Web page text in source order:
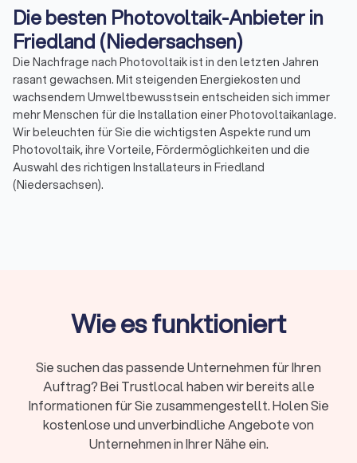
Die besten Photovoltaik-Anbieter in
Friedland (Niedersachsen)
Die Nachfrage nach Photovoltaik ist in den letzten Jahren
rasant gewachsen. Mit steigenden Energiekosten und
wachsendem Umweltbewusstsein entscheiden sich immer
mehr Menschen für die Installation einer Photovoltaikanlage.
Wir beleuchten für Sie die wichtigsten Aspekte rund um
Photovoltaik, ihre Vorteile, Fördermöglichkeiten und die
Auswahl des richtigen Installateurs in Friedland
(Niedersachsen).
Privathaushalte, Unternehmen und öffentliche Einrichtungen.
Sie bieten maßgeschneiderte Lösungen, die auf Ihre
zugeschnitten sind. Von der ersten Beratung über die Planung
bis hin zur Inbetriebnahme kümmern sich diese Fachleute um
alle Schritte, um sicherzustellen, dass Ihre Solaranlage
effizient und zuverlässig funktioniert.
Wie es funktioniert
Sie suchen das passende Unternehmen für Ihren
Auftrag? Bei Trustlocal haben wir bereits alle
Informationen für Sie zusammengestellt. Holen Sie
kostenlose und unverbindliche Angebote von
Unternehmen in Ihrer Nähe ein.